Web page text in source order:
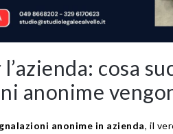
cosa
anonime
anonime in azienda, il